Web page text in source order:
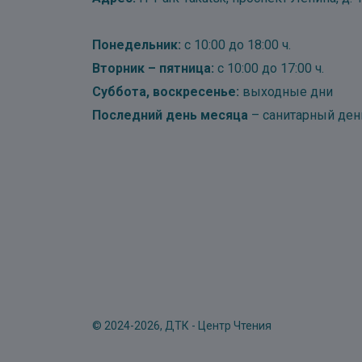
Понедельник: с 10:00 до 18:00 ч.
Вторник – пятница: с 10:00 до 17:00 ч.
Суббота, воскресенье: выходные дни
Последний день месяца – санитарный
© 2024-2026, ДТК - Центр Чтения